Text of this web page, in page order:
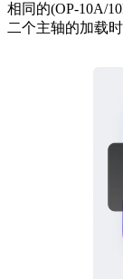
相同的(OP-10A/
二个主轴的加载时